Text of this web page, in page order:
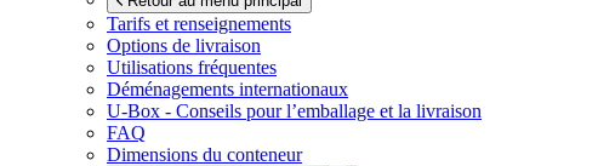
Tarifs et renseignements
Options de livraison
Utilisations fréquentes
Déménagements internationaux
U-Box - Conseils pour l’emballage et la livraison
FAQ
Dimensions du conteneur